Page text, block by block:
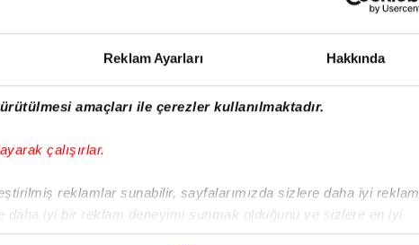
Reklam Ayarları Hakkında
amaçları ile çerezler kullanılmaktadır.
çalışırlar.
reklamlar sunabilir, sayfalarımızda sizlere daha iyi reklam
daha iyi bir reklam deneyimi sunmak olduğunu ve sizlere en iyi
ve bu noktada, reklamların maliyetlerimizi karşılamak